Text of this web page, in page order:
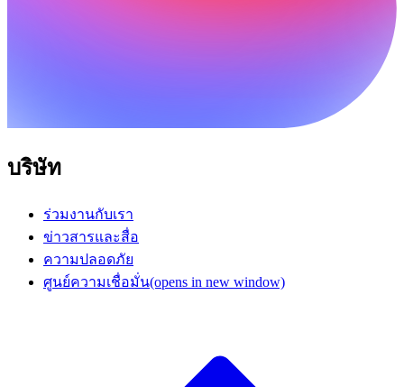
บริษัท
ร่วมงานกับเรา
ข่าวสารและสื่อ
ความปลอดภัย
ศูนย์ความเชื่อมั่น(opens in new window)